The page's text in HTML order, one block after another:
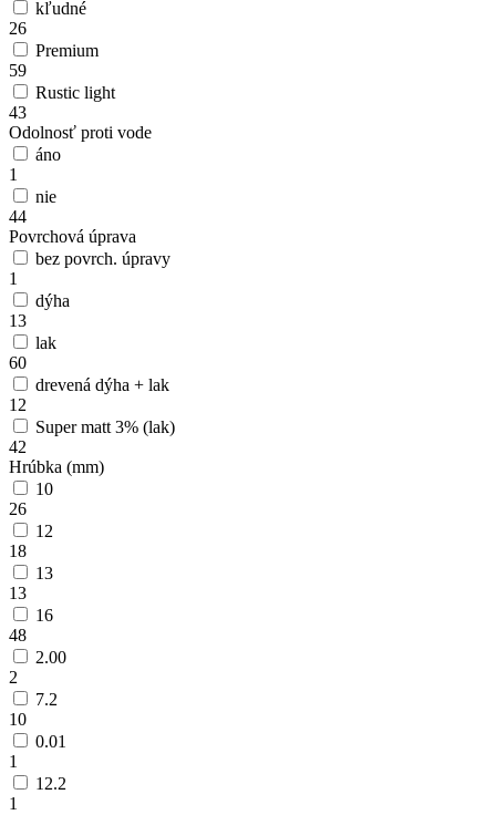
kľudné
26
Premium
59
Rustic light
43
Odolnosť proti vode
áno
1
nie
44
Povrchová úprava
bez povrch. úpravy
1
dýha
13
lak
60
drevená dýha + lak
12
Super matt 3% (lak)
42
Hrúbka (mm)
10
26
12
18
13
13
16
48
2.00
2
7.2
10
0.01
1
12.2
1